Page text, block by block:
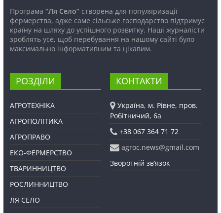
Програма “Ля Село”створена для популяризації
фермерства, адже саме сільське господарство підтримує
країну на шляху до успішного розвитку. Наші журналісти
зроблять усе, щоб перебування на нашому сайті було
максимально інформативним та цікавим.
РОЗДІЛИ
АГРОТЕХНІКА
АГРОПОЛІТИКА
АГРОПРАВО
ЕКО-ФЕРМЕРСТВО
ТВАРИННИЦТВО
РОСЛИННИЦТВО
ЛЯ СЕЛО
КОНТАКТИ
Україна, м. Рівне, пров.
Робітничий, 6а
+38 067 364 71 72
agroc.news@gmail.com
Зворотній зв’язок